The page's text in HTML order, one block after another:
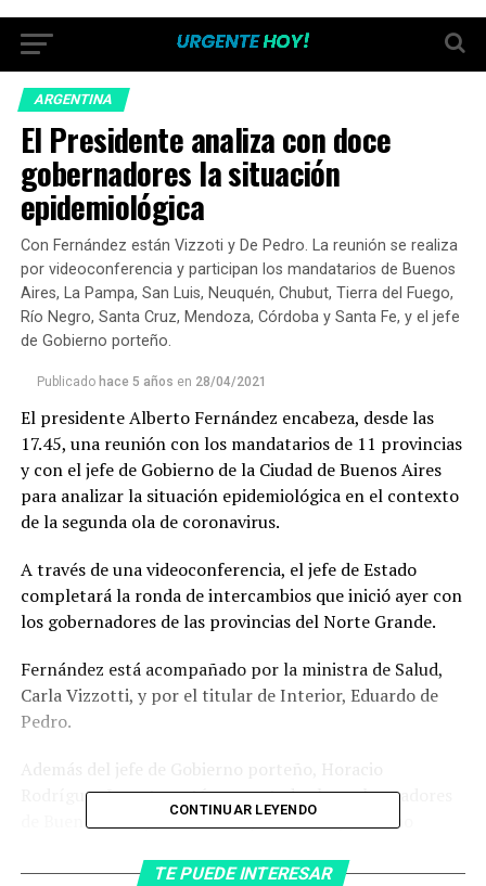
ARGENTINA
El Presidente analiza con doce
gobernadores la situación
epidemiológica
Con Fernández están Vizzoti y De Pedro. La reunión se realiza
por videoconferencia y participan los mandatarios de Buenos
Aires, La Pampa, San Luis, Neuquén, Chubut, Tierra del Fuego,
Río Negro, Santa Cruz, Mendoza, Córdoba y Santa Fe, y el jefe
de Gobierno porteño.
Publicado hace 5 años en 28/04/2021
El presidente Alberto Fernández encabeza, desde las
17.45, una reunión con los mandatarios de 11 provincias
y con el jefe de Gobierno de la Ciudad de Buenos Aires
para analizar la situación epidemiológica en el contexto
de la segunda ola de coronavirus.
A través de una videoconferencia, el jefe de Estado
completará la ronda de intercambios que inició ayer con
los gobernadores de las provincias del Norte Grande.
Fernández está acompañado por la ministra de Salud,
Carla Vizzotti, y por el titular de Interior, Eduardo de
Pedro.
Además del jefe de Gobierno porteño, Horacio
Rodríguez Larreta; están conectados los gobernadores
de Buenos Aires, Axel Kicillof; de Chubut, Mariano
Sergio Ziliotto; y de Mendoza, Rodolfo Alejandro Suárez.
CONTINUAR LEYENDO
TE PUEDE INTERESAR